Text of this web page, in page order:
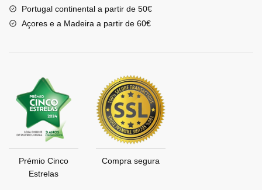
Portugal continental a partir de 50€
Açores e a Madeira a partir de 60€
Prémio Cinco
Estrelas
Compra segura